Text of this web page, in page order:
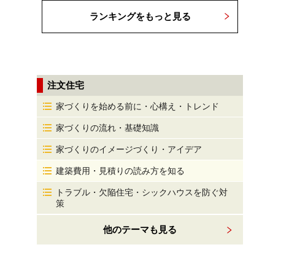
ランキングをもっと見る
注文住宅
家づくりを始める前に・心構え・トレンド
家づくりの流れ・基礎知識
家づくりのイメージづくり・アイデア
建築費用・見積りの読み方を知る
トラブル・欠陥住宅・シックハウスを防ぐ対
策
他のテーマも見る